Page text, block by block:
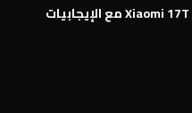
مواصفات هاتف Xiaomi 17T مع الإيجابيات